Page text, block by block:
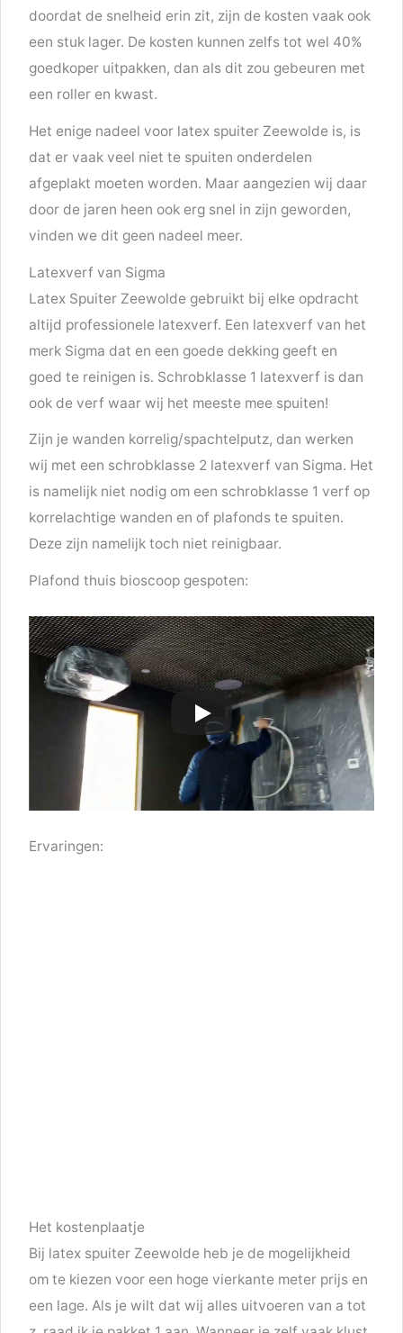
doordat de snelheid erin zit, zijn de kosten vaak ook
een stuk lager. De kosten kunnen zelfs tot wel 40%
goedkoper uitpakken, dan als dit zou gebeuren met
een roller en kwast.
Het enige nadeel voor latex spuiter Zeewolde is, is
dat er vaak veel niet te spuiten onderdelen
afgeplakt moeten worden. Maar aangezien wij daar
door de jaren heen ook erg snel in zijn geworden,
vinden we dit geen nadeel meer.
Latexverf van Sigma
Latex Spuiter Zeewolde gebruikt bij elke opdracht
altijd professionele latexverf. Een latexverf van het
merk Sigma dat en een goede dekking geeft en
goed te reinigen is. Schrobklasse 1 latexverf is dan
ook de verf waar wij het meeste mee spuiten!
Zijn je wanden korrelig/spachtelputz, dan werken
wij met een schrobklasse 2 latexverf van Sigma. Het
is namelijk niet nodig om een schrobklasse 1 verf op
korrelachtige wanden en of plafonds te spuiten.
Deze zijn namelijk toch niet reinigbaar.
Plafond thuis bioscoop gespoten:
Ervaringen:
Het kostenplaatje
Bij latex spuiter Zeewolde heb je de mogelijkheid
om te kiezen voor een hoge vierkante meter prijs en
een lage. Als je wilt dat wij alles uitvoeren van a tot